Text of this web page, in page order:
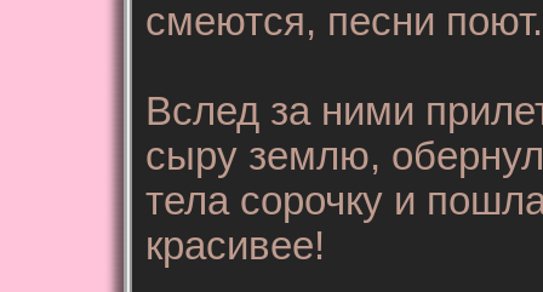
смеются, песни поют.
Вслед за ними
сыру землю,
тела сорочку и
красивее!